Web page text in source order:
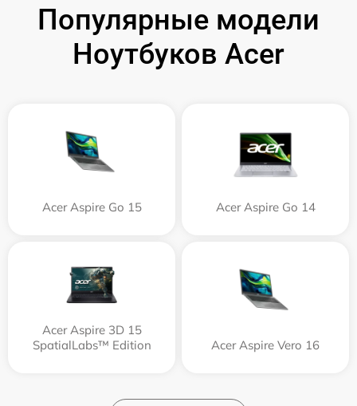
Популярные модели
Ноутбуков Acer
Acer Aspire Go 15 Acer Aspire Go 14
Acer Aspire 3D 15
SpatialLabs™ Edition
Acer Aspire Vero 16